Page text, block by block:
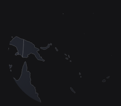
to
4